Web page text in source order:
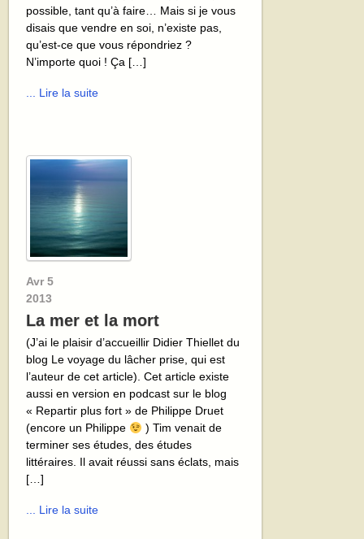
possible, tant qu’à faire… Mais si je vous
disais que vendre en soi, n’existe pas,
qu’est-ce que vous répondriez ?
N’importe quoi ! Ça […]
... Lire la suite
Avr 5
2013
La mer et la mort
(J’ai le plaisir d’accueillir Didier Thiellet du
blog Le voyage du lâcher prise, qui est
l’auteur de cet article). Cet article existe
aussi en version en podcast sur le blog
« Repartir plus fort » de Philippe Druet
(encore un Philippe
) Tim venait de
terminer ses études, des études
littéraires. Il avait réussi sans éclats, mais
[…]
... Lire la suite